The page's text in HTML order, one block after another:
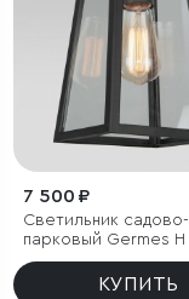
7 500 ₽
Светильник садово-
парковый Germes H
КУПИТЬ